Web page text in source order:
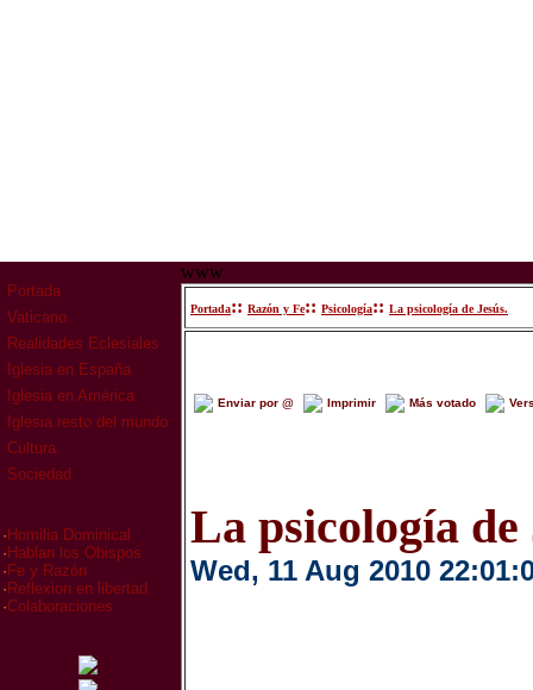
Portada
Vaticano
Realidades Eclesiales
Iglesia en España
Iglesia en América
Iglesia resto del mundo
Cultura
Sociedad
· Homilia Dominical
· Hablan los Obispos
· Fe y Razón
· Reflexion en libertad
·Colaboraciones
www
Portada:: Razón y Fe:: Psicología:: La psicología de Jesús.
Enviar por @ Imprimir Más votado
La psicología de
Wed, 11 Aug 2010